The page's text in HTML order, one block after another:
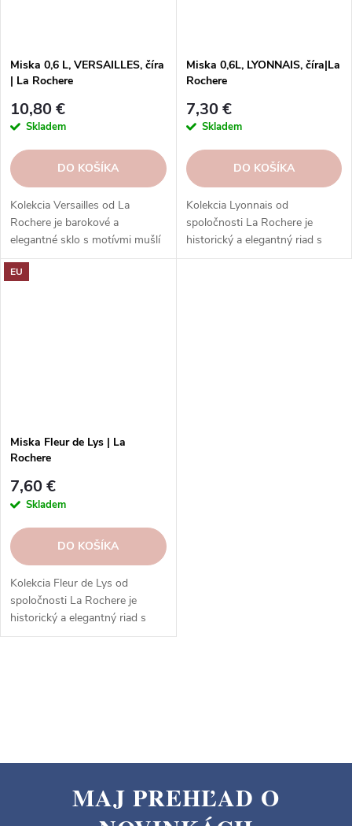
Miska 0,6 L, VERSAILLES, číra
| La Rochere
10,80 €
Skladem
DO KOŠÍKA
Kolekcia Versailles od La
Rochere je barokové a
elegantné sklo s motívmi mušlí
a rastlín z francúzskeho paláca.
Ponúka rôzne typy pohárov a
Miska 0,6L, LYONNAIS, číra|La
Rochere
7,30 €
Skladem
DO KOŠÍKA
Kolekcia Lyonnais od
spoločnosti La Rochere je
historický a elegantný riad s
reliéfnym vzorom, inšpirovaný
EU
Miska Fleur de Lys | La
Rochere
7,60 €
Skladem
DO KOŠÍKA
Kolekcia Fleur de Lys od
spoločnosti La Rochere je
historický a elegantný riad s
motívom francúzskej
d
MAJ PREHĽAD O